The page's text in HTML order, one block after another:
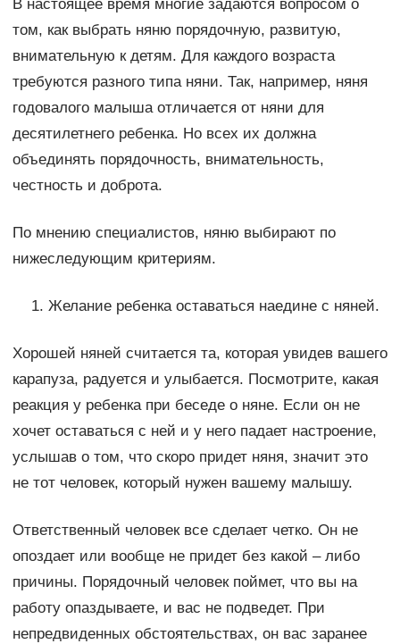
В настоящее время многие задаются вопросом о
том, как выбрать няню порядочную, развитую,
внимательную к детям. Для каждого возраста
требуются разного типа няни. Так, например, няня
годовалого малыша отличается от няни для
десятилетнего ребенка. Но всех их должна
объединять порядочность, внимательность,
честность и доброта.
По мнению специалистов, няню выбирают по
нижеследующим критериям.
Желание ребенка оставаться наедине с няней.
Хорошей няней считается та, которая увидев вашего
карапуза, радуется и улыбается. Посмотрите, какая
реакция у ребенка при беседе о няне. Если он не
хочет оставаться с ней и у него падает настроение,
услышав о том, что скоро придет няня, значит это
не тот человек, который нужен вашему малышу.
Ответственный человек все сделает четко. Он не
опоздает или вообще не придет без какой – либо
причины. Порядочный человек поймет, что вы на
работу опаздываете, и вас не подведет. При
непредвиденных обстоятельствах, он вас заранее